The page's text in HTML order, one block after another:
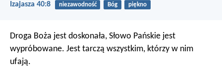
Izajasza 40:8 niezawodność Bóg piękno
Droga Boża jest doskonała, Słowo Pańskie jest
wypróbowane. Jest tarczą wszystkim, którzy w nim
ufają.